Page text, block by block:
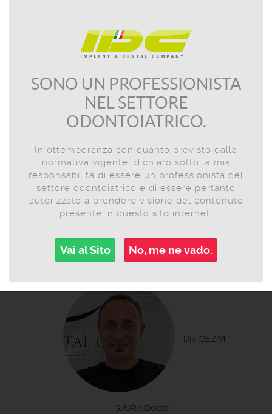
DR. MOHAMED ALIDoctor
Nella mia carriera come implantologo e chirurgo
orale ho usato diversi tipi di impianti e diverse
tecniche di montaggio. Sono sempre in cerca di
risultati sono impressionanti sia durante la fase
chirurgica che post-chirurgica.
DR. GEZIM
GJURA Doctor
SONO UN PROFESSIONISTA
NEL SETTORE
ODONTOIATRICO.
In ottemperanza con quanto previsto dalla
normativa vigente, dichiaro sotto la mia
responsabilità di essere un professionista del
settore odontoiatrico e di essere pertanto
autorizzato a prendere visione del contenuto
presente in questo sito internet.
Vai al Sito No, me ne vado.